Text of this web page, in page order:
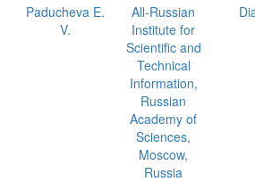
Paducheva E.
V.
All-Russian
Institute for
Scientific and
Technical
Information,
Russian
Academy of
Sciences,
Moscow,
Russia